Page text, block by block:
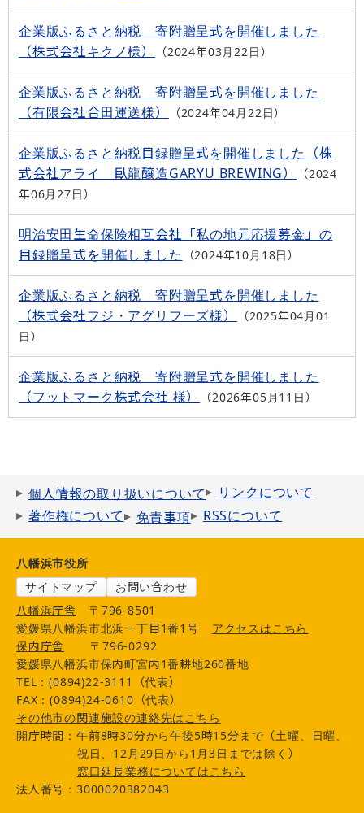
企業版ふるさと納税 寄附贈呈式を開催しました
（株式会社キクノ様）
2024年03月22日
企業版ふるさと納税 寄附贈呈式を開催しました
（有限会社合田運送様）
2024年04月22日
企業版ふるさと納税目録贈呈式を開催しました（株
式会社アライ 臥龍醸造GARYU BREWING）
2024
年06月27日
明治安田生命保険相互会社「私の地元応援募金」の
目録贈呈式を開催しました
2024年10月18日
企業版ふるさと納税 寄附贈呈式を開催しました
（株式会社フジ・アグリフーズ様）
2025年04月01
日
企業版ふるさと納税 寄附贈呈式を開催しました
（フットマーク株式会社 様）
2026年05月11日
個人情報の取り扱いについて
リンクについて
著作権について
免責事項 RSSについて
八幡浜市役所
サイトマップ
お問い合わせ
八幡浜庁舎
〒796-8501
愛媛県八幡浜市北浜一丁目1番1号
アクセスはこちら
保内庁舎
〒796-0292
愛媛県八幡浜市保内町宮内1番耕地260番地
TEL：(0894)22-3111（代表）
FAX：(0894)24-0610（代表）
その他市の関連施設の連絡先はこちら
開庁時間：午前8時30分から午後5時15分まで（土曜、日曜、
祝日、12月29日から1月3日までは除く）
窓口延長業務についてはこちら
法人番号：3000020382043